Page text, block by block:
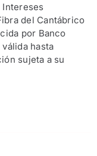
del Cantábrico
por Banco
válida hasta
sujeta a su